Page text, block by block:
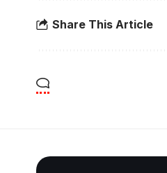
Share This Article